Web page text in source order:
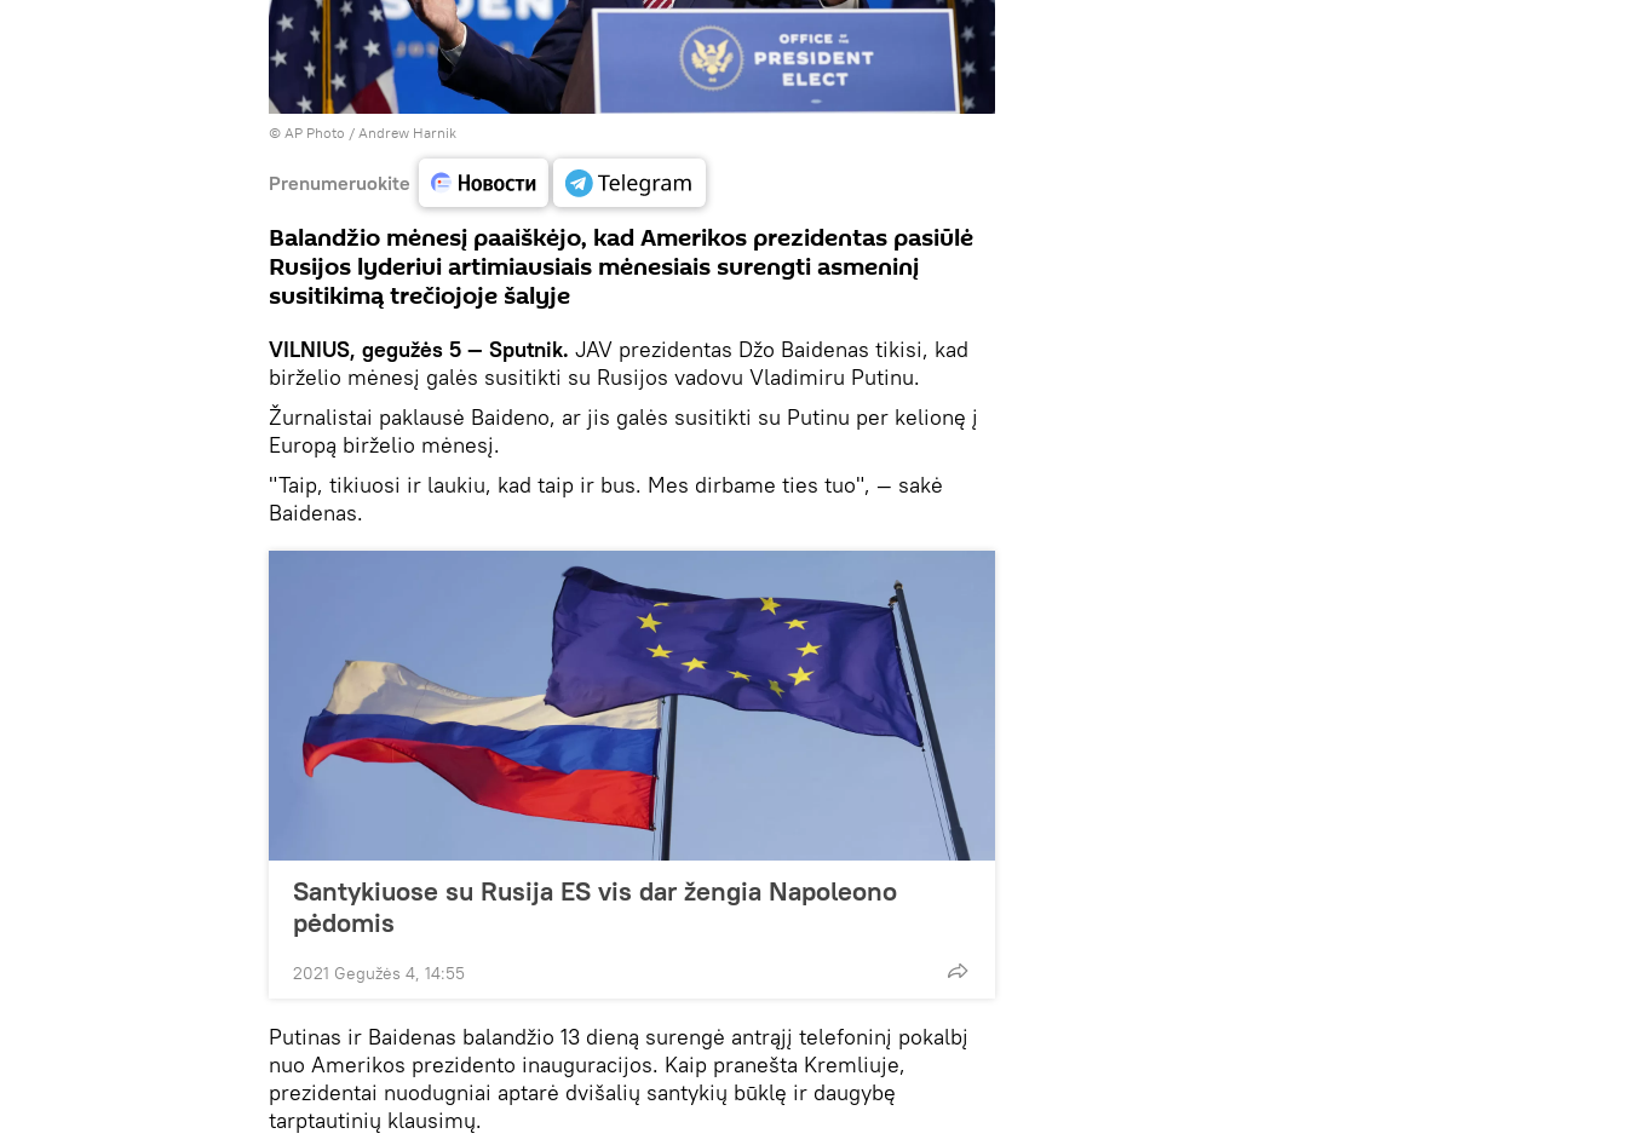
© AP Photo / Andrew Harnik
Prenumeruokite
Balandžio mėnesį paaiškėjo, kad Amerikos prezidentas pasiūlė
Rusijos lyderiui artimiausiais mėnesiais surengti asmeninį
susitikimą trečiojoje šalyje
VILNIUS, gegužės 5 — Sputnik. JAV prezidentas Džo Baidenas tikisi, kad
birželio mėnesį galės susitikti su Rusijos vadovu Vladimiru Putinu.
Žurnalistai paklausė Baideno, ar jis galės susitikti su Putinu per kelionę į
Europą birželio mėnesį.
"Taip, tikiuosi ir laukiu, kad taip ir bus. Mes dirbame ties tuo", — sakė
Baidenas.
Santykiuose su Rusija ES vis dar žengia Napoleono
pėdomis
2021 Gegužės 4, 14:55
Putinas ir Baidenas balandžio 13 dieną surengė antrąjį telefoninį pokalbį
nuo Amerikos prezidento inauguracijos. Kaip pranešta Kremliuje,
prezidentai nuodugniai aptarė dvišalių santykių būklę ir daugybę
tarptautinių klausimų.